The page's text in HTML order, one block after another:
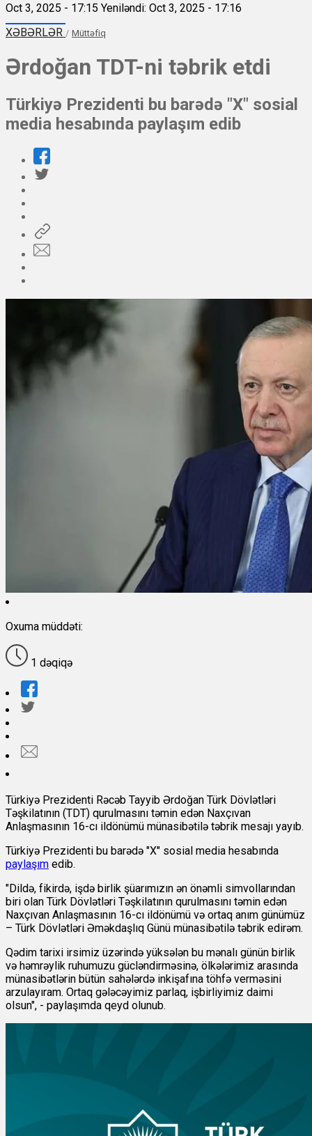
Oct 3, 2025 - 17:15 Yeniləndi: Oct 3, 2025 - 17:16
XƏBƏRLƏR / Müttəfiq
Ərdoğan TDT-ni təbrik etdi
Türkiyə Prezidenti bu barədə "X" sosial
media hesabında paylaşım edib
Oxuma müddəti:
1 dəqiqə
Türkiyə Prezidenti Rəcəb Tayyib Ərdoğan Türk Dövlətləri
Təşkilatının (TDT) qurulmasını təmin edən Naxçıvan
Anlaşmasının 16-cı ildönümü münasibətilə təbrik mesajı yayıb.
Türkiyə Prezidenti bu barədə "X" sosial media hesabında
paylaşım edib.
"Dildə, fikirdə, işdə birlik şüarımızın ən önəmli simvollarından
biri olan Türk Dövlətləri Təşkilatının qurulmasını təmin edən
Naxçıvan Anlaşmasının 16-cı ildönümü və ortaq anım günümüz
– Türk Dövlətləri Əməkdaşlıq Günü münasibətilə təbrik edirəm.
Qədim tarixi irsimiz üzərində yüksələn bu mənalı günün birlik
və həmrəylik ruhumuzu gücləndirməsinə, ölkələrimiz arasında
münasibətlərin bütün sahələrdə inkişafına töhfə verməsini
arzulayıram. Ortaq gələcəyimiz parlaq, işbirliyimiz daimi
olsun", - paylaşımda qeyd olunub.